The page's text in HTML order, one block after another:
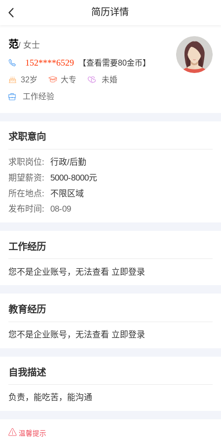
简历详情
范/ 女士
152****6529 【查看需要80金币】
32岁 大专 未婚
工作经验
求职意向
求职岗位:
行政/后勤
期望薪资:
5000-8000元
所在地点:
不限区域
发布时间:
08-09
工作经历
您不是企业账号，无法查看 立即登录
教育经历
您不是企业账号，无法查看 立即登录
自我描述
负责，能吃苦，能沟通
温馨提示